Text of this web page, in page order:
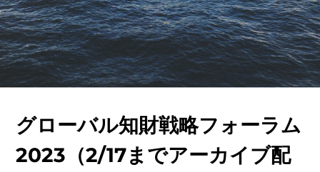
グローバル知財戦略フォーラム
2023（2/17までアーカイブ配